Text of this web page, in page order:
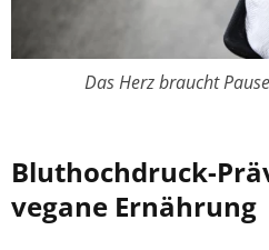
Das Herz braucht
Bluthochdruck-
vegane Ernährung